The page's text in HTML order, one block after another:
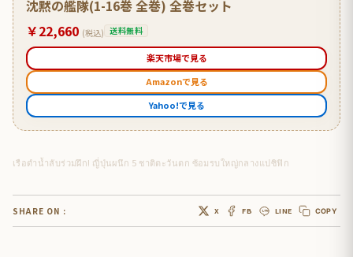
沈黙の艦隊(1-16巻 全巻) 全巻セット
￥22,660 (税込) 送料無料
楽天市場で見る
Amazonで見る
Yahoo!で見る
เรือดำน้ำลับร่วมฝึก! ญี่ปุ่นผนึก 5 ชาติตะวันตก ซ้อมรบใหญ่กลางแปซิฟิก
SHARE ON : X FB LINE COPY